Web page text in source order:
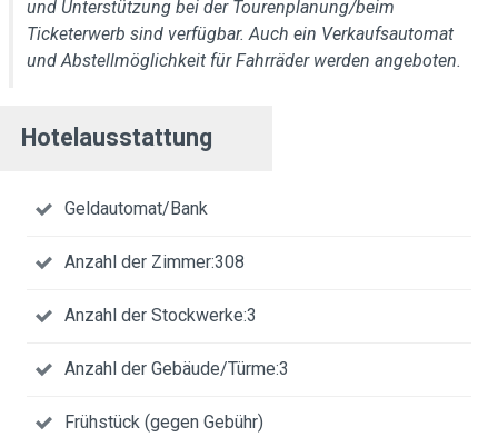
und Unterstützung bei der Tourenplanung/beim
Ticketerwerb sind verfügbar. Auch ein Verkaufsautomat
und Abstellmöglichkeit für Fahrräder werden angeboten.
Hotelausstattung
Geldautomat/Bank
Anzahl der Zimmer:308
Anzahl der Stockwerke:3
Anzahl der Gebäude/Türme:3
Frühstück (gegen Gebühr)